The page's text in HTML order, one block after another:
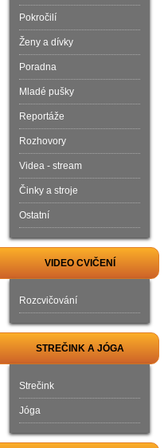
Pokročilí
Ženy a dívky
Poradna
Mladé pušky
Reportáže
Rozhovory
Videa - stream
Činky a stroje
Ostatní
VIDEO CVIČENÍ
Rozcvičování
STREČINK A JÓGA
Strečink
Jóga